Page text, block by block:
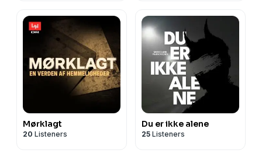
Mørklagt
20 Listeners
Du er ikke alene
25 Listeners